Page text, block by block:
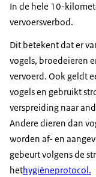
In de hele 10-
vervoersverbod.
Dit betekent dat er
vogels, broedeieren
vervoerd. Ook geldt
vogels en gebruikt
verspreiding naar
Andere dieren dan
worden af- en
gebeurt volgens de
hethygiëneprotocol.